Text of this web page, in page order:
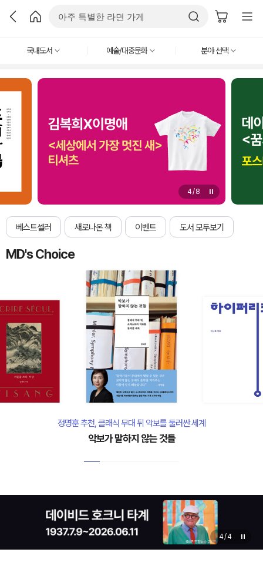
국내도서 예술/대중문화 분야 선택
4/8
베스트셀러 새로나온 책 이벤트 도서 모두보기
MD's Choice
정명훈 추천, 클래식 무대 뒤 악보를 둘러싼 세계
악보가 말하지 않는 것들
4/4